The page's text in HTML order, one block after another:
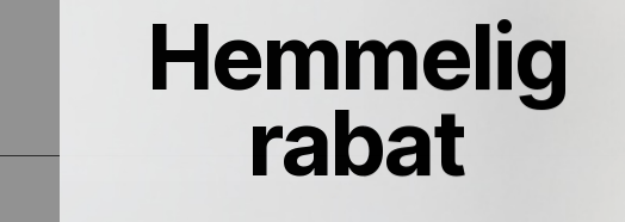
Hemmelig
rabat